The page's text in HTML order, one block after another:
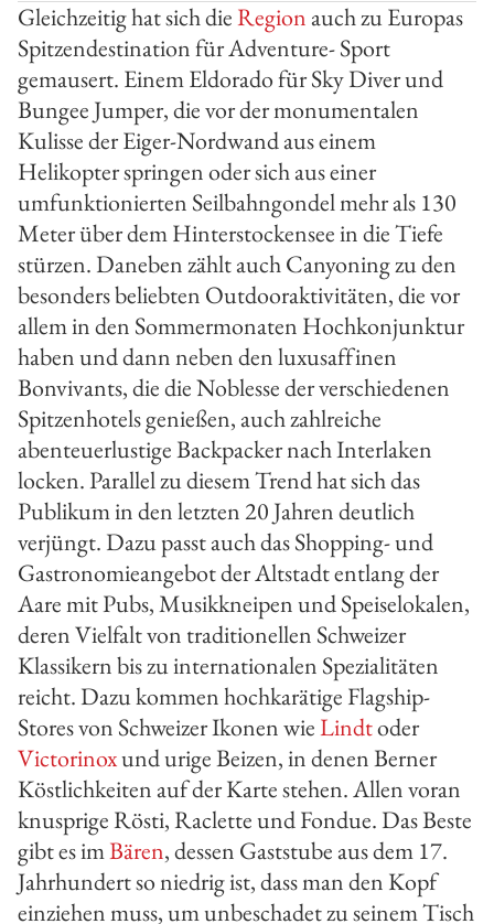
Gleichzeitig hat sich dieRegionauch zu Europas
Spitzendestination für Adventure- Sport
gemausert. Einem Eldorado für Sky Diver und
Bungee Jumper, die vor der monumentalen
Kulisse der Eiger-Nordwand aus einem
Helikopter springen oder sich aus einer
umfunktionierten Seilbahngondel mehr als 130
Meter über dem Hinterstockensee in die Tiefe
stürzen. Daneben zählt auch Canyoning zu den
besonders beliebten Outdooraktivitäten, die vor
allem in den Sommermonaten Hochkonjunktur
haben und dann neben den luxusaffinen
Bonvivants, die die Noblesse der verschiedenen
Spitzenhotels genießen, auch zahlreiche
abenteuerlustige Backpacker nach Interlaken
locken. Parallel zu diesem Trend hat sich das
Publikum in den letzten 20 Jahren deutlich
verjüngt. Dazu passt auch das Shopping- und
Gastronomieangebot der Altstadt entlang der
Aare mit Pubs, Musikkneipen und Speiselokalen,
deren Vielfalt von traditionellen Schweizer
Klassikern bis zu internationalen Spezialitäten
reicht. Dazu kommen hochkarätige Flagship-
Stores von Schweizer Ikonen wieLindtoder
Victorinoxund urige Beizen, in denen Berner
Köstlichkeiten auf der Karte stehen. Allen voran
knusprige Rösti, Raclette und Fondue. Das Beste
gibt es imBären, dessen Gaststube aus dem 17.
Jahrhundert so niedrig ist, dass man den Kopf
einziehen muss, um unbeschadet zu seinem Tisch